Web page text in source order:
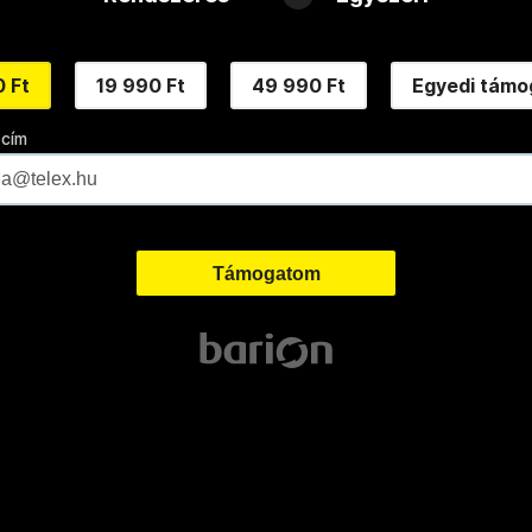
Ft 19 990 Ft 49 990 Ft Egyedi